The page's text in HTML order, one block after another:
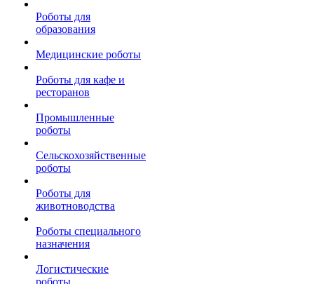
Роботы для
образования
Медицинские роботы
Роботы для кафе и
ресторанов
Промышленные
роботы
Сельскохозяйственные
роботы
Роботы для
животноводства
Роботы специального
назначения
Логистические
роботы